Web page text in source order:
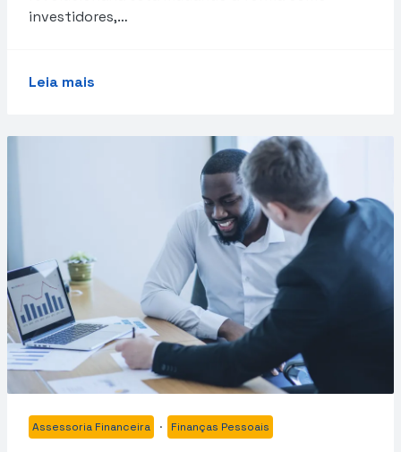
investidores,…
Leia mais
Assessoria Financeira · Finanças Pessoais